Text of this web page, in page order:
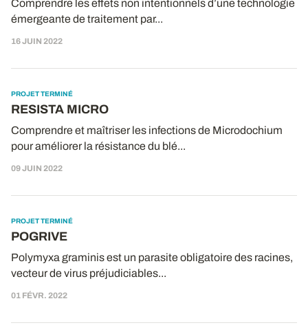
Comprendre les effets non intentionnels d’une technologie
émergeante de traitement par...
16 JUIN 2022
PROJET TERMINÉ
RESISTA MICRO
Comprendre et maîtriser les infections de Microdochium
pour améliorer la résistance du blé...
09 JUIN 2022
PROJET TERMINÉ
POGRIVE
Polymyxa graminis est un parasite obligatoire des racines,
vecteur de virus préjudiciables...
01 FÉVR. 2022